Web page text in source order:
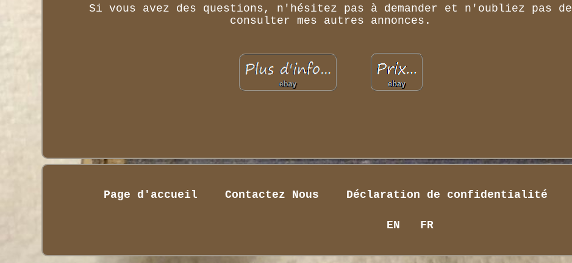
Si vous avez des questions, n'hésitez pas à demander et n'oubliez pas de
consulter mes autres annonces.
Page d'accueil Contactez Nous Déclaration de confidentialité
EN FR